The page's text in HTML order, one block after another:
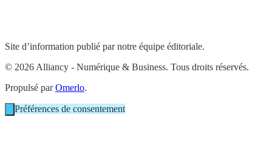
Site d’information publié par notre équipe éditoriale.
© 2026 Alliancy - Numérique & Business. Tous droits réservés.
Propulsé parOmerlo.
Préférences de consentement